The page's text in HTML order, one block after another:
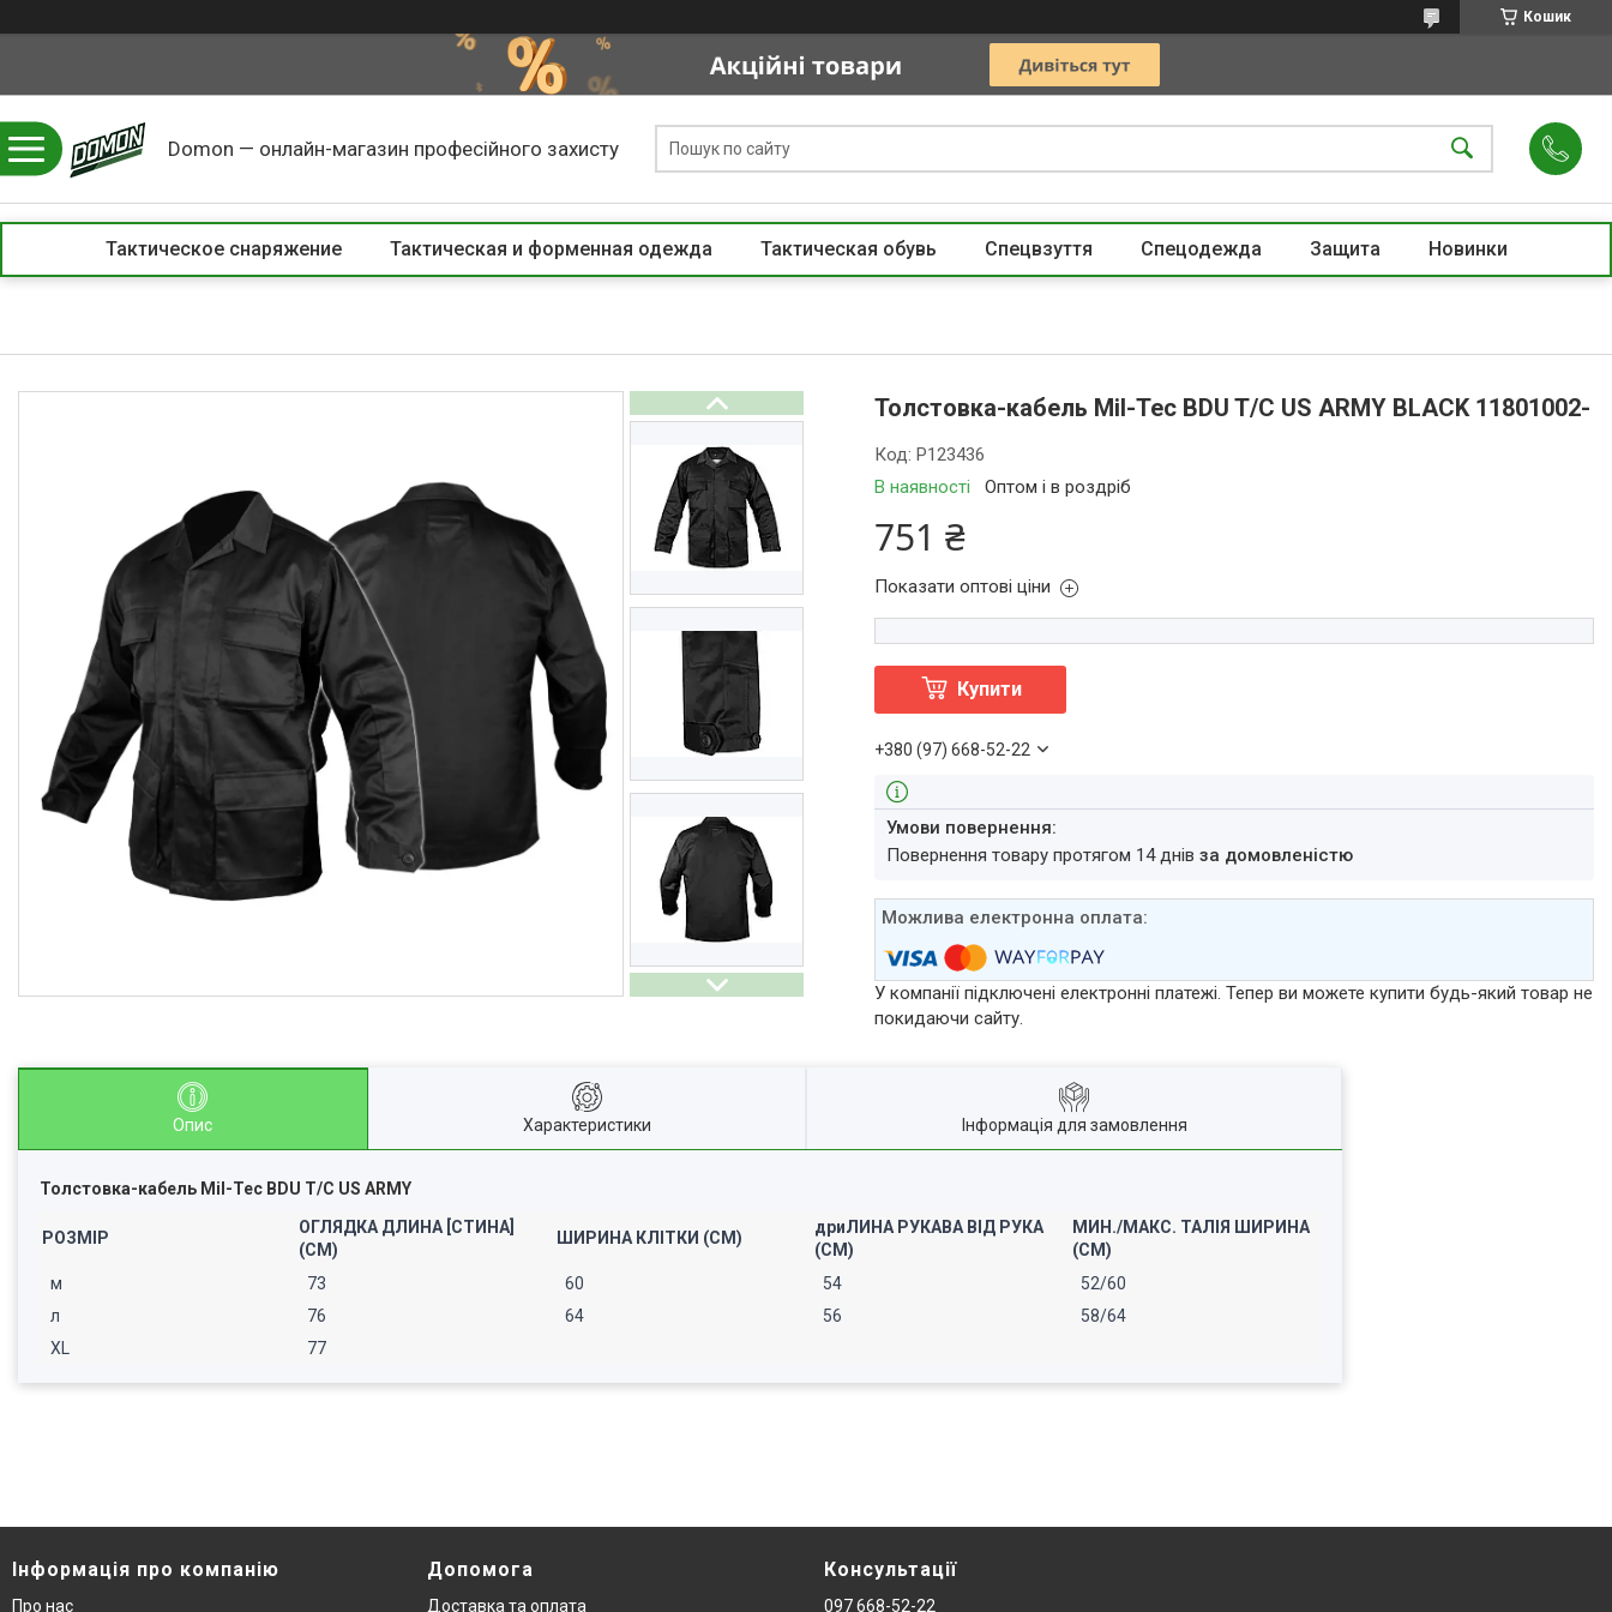
Кошик
Domon — онлайн-магазин професійного захисту
Тактическое снаряжение Тактическая и форменная одежда Тактическая обувь Спецвзуття Спецодежда Защита Новинки
Толстовка-кабель Mil-Tec BDU T/C US ARMY BLACK 11801002-
В наявності Оптом і в роздріб
Код:P123436
751 ₴
Показати оптові ціни
Купити
+380 (97) 668-52-22
повернення товару протягом 14 днівза домовленістю
У компанії підключені електронні платежі. Тепер ви можете купити будь-який товар не
покидаючи сайту.
Опис Характеристики Інформація для замовлення
Толстовка-кабель Mil-Tec BDU T/C US ARMY
РОЗМІР
ОГЛЯДКА ДЛИНА [СТИНА]
(СМ)
ШИРИНА КЛІТКИ (СМ)
дриЛИНА РУКАВА ВІД РУКА
(СМ)
МИН./МАКС. ТАЛІЯ ШИРИНА
(СМ)
м
73 60 54
52/60
л
76 64 56
58/64
XL
77
Інформація про компанію
Про нас
Допомога
Доставка та оплата
Консультації
097 668-52-22